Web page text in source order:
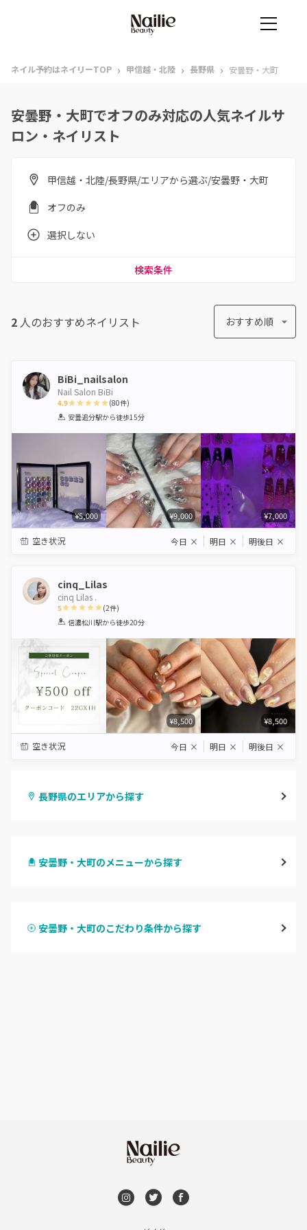
ネイル予約はネイリーTOP › 甲信越・北陸 › 長野県 › 安曇野・大町
安曇野・大町でオフのみ対応の人気ネイルサ
ロン・ネイリスト
甲信越・北陸/長野県/エリアから選ぶ/安曇野・大町
オフのみ
選択しない
検索条件
2 人のおすすめネイリスト おすすめ順
BiBi_nailsalon
Nail Salon BiBi
4.9
1 2 3 4 5
(80件)
安曇追分駅から徒歩15分
¥5,000 ¥9,000 ¥7,000
空き状況 今日 × 明日 × 明後日 ×
cinq_Lilas
cinq Lilas .
5
1 2 3 4 5
(2件)
信濃松川駅から徒歩20分
¥8,500 ¥8,500
空き状況 今日 × 明日 × 明後日 ×
長野県のエリアから探す
松本・塩尻
安曇野・大町のメニューから探す
ハンドスカルプ
安曇野・大町のこだわり条件から探す